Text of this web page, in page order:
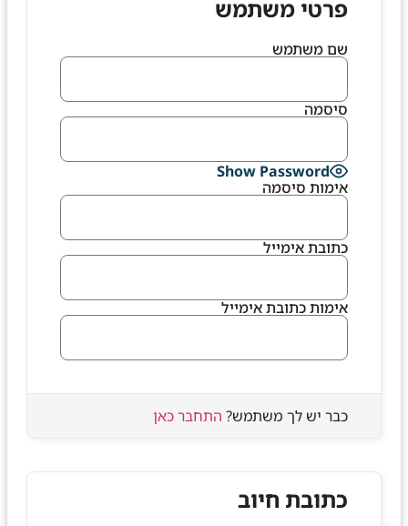
פרטי משתמש
שם משתמש
סיסמה
Show Password
אימות סיסמה
אימות כתובת אימייל
כבר יש לך משתמש? התחבר כאן
כתובת חיוב